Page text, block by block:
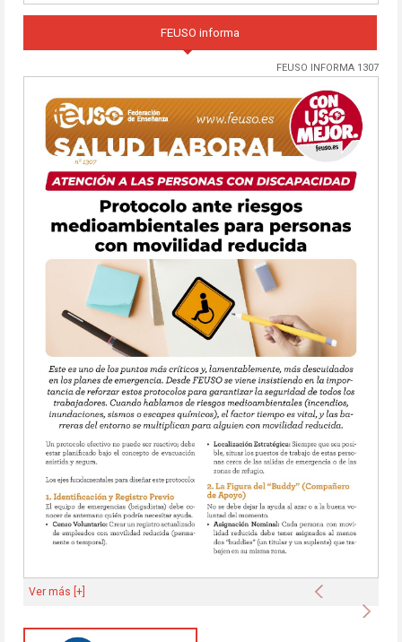
FEUSO informa
FEUSO INFORMA 1307
Anterior
Ver más [+]